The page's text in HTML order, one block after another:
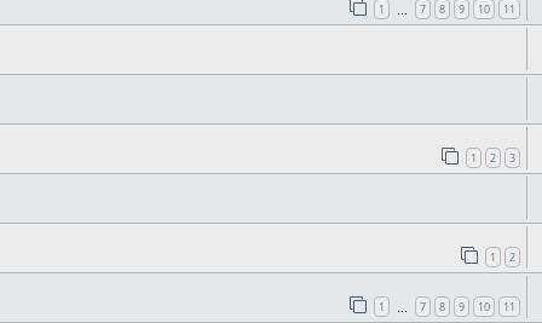
1 7 8 9 10 11
1 2 3
1 2
1 7 8 9 10 11